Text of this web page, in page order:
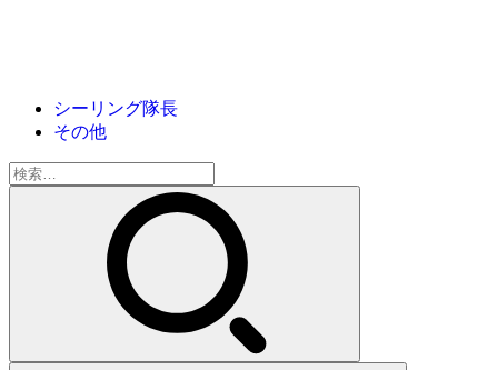
シーリング隊長
その他
検
索: